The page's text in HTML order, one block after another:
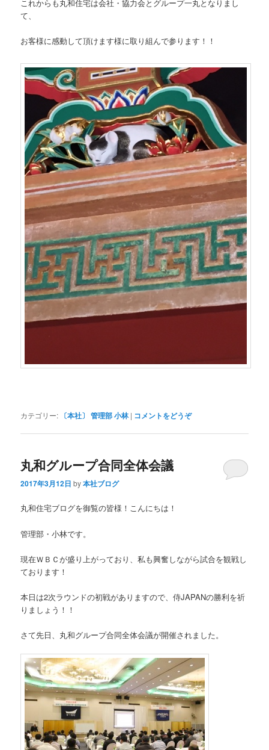
これからも丸和住宅は会社・協力会とグループ一丸となりまし
て、
お客様に感動して頂けます様に取り組んで参ります！！
カテゴリー: 〔本社〕 管理部 小林 | コメントをどうぞ
丸和グループ合同全体会議
2017年3月12日 by本社ブログ
丸和住宅ブログを御覧の皆様！こんにちは！
管理部・小林です。
現在ＷＢＣが盛り上がっており、私も興奮しながら試合を観戦し
ております！
本日は2次ラウンドの初戦がありますので、侍JAPANの勝利を祈
りましょう！！
さて先日、丸和グループ合同全体会議が開催されました。